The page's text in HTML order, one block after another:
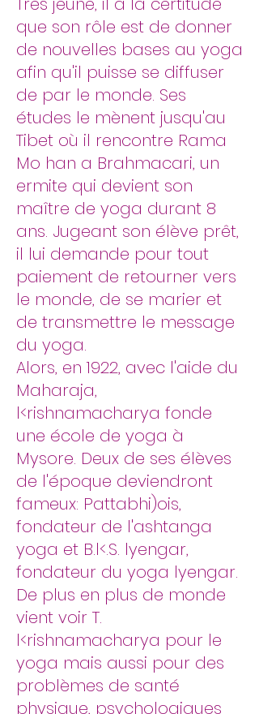
que son rôle est de donner
de nouvelles bases au yoga
afin qu'il puisse se diffuser
de par le monde. Ses
études le mènent jusqu'au
Tibet où il rencontre Rama
Mo han a Brahmacari, un
ermite qui devient son
maître de yoga durant 8
ans. Jugeant son élève prêt,
il lui demande pour tout
paiement de retourner vers
le monde, de se marier et
de transmettre le message
du yoga.
Alors, en 1922, avec l'aide du
Maharaja,
l<rishnamacharya fonde
une école de yoga à
Mysore. Deux de ses élèves
de l'époque deviendront
fameux: Pattabhi)ois,
fondateur de l'ashtanga
yoga et B.l<.S. lyengar,
fondateur du yoga lyengar.
De plus en plus de monde
vient voir T.
l<rishnamacharya pour le
yoga mais aussi pour des
problèmes de santé
physique, psychologiques